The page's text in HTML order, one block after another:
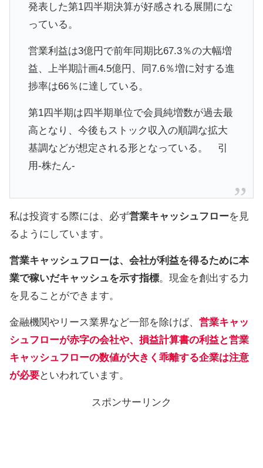
発表した第1四半期決算が好感される展開にな
っている。
営業利益は3億円で前年同期比67.3％の大幅増
益、上半期計画4.5億円、同7.6％増に対する進
捗率は66％に達している。
第1四半期は四半期単位で会員純増数が過去最
高となり、今後もストック収入の順調な拡大
基調などが想定される形となっている。 引
用-株たん-
私は投資する際には、必ず営業キャッシュフローを見
るようにしています。
営業キャッシュフローは、会社が利益を得るために本
業で稼いだキャッシュを示す指標。現金を創出する力
を見ることができます。
金融機関やリース業界など一部を除けば、 営業キャッ
シュフローが赤字の会社や、損益計算書の利益と営業
キャッシュフローの数値が大きく乖離する企業は注意
が必要といわれています。
スポンサーリンク